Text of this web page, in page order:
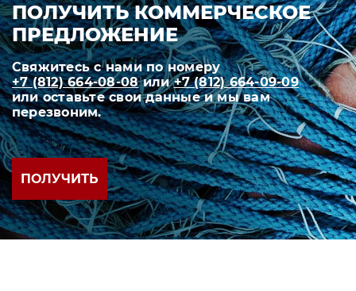
ПОЛУЧИТЬ КОММЕРЧЕСКОЕ
ПРЕДЛОЖЕНИЕ
Свяжитесь с нами по номеру
+7 (812) 664-08-08или+7 (812) 664-09-09
или оставьте свои данные и мы вам
перезвоним.
ПОЛУЧИТЬ